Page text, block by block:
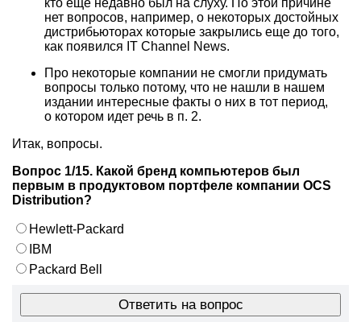
кто еще недавно был на слуху. По этой причине
нет вопросов, например, о некоторых достойных
дистрибьюторах которые закрылись еще до того,
как появился IT Channel News.
Про некоторые компании не смогли придумать
вопросы только потому, что не нашли в нашем
издании интересные факты о них в тот период,
о котором идет речь в п. 2.
Итак, вопросы.
Вопрос 1/15. Какой бренд компьютеров был
первым в продуктовом портфеле компании OCS
Distribution?
Hewlett-Packard
IBM
Packard Bell